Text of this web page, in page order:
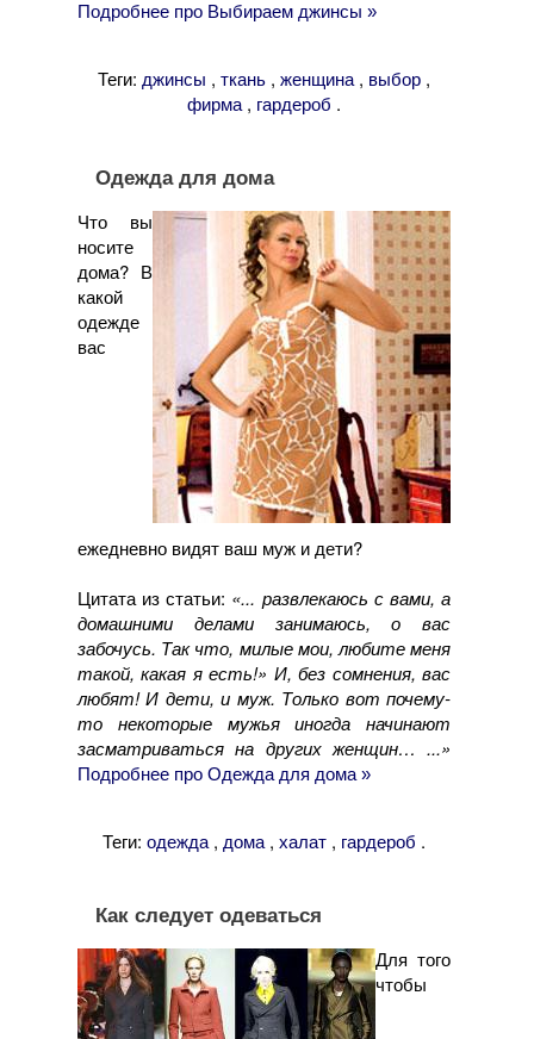
Подробнее про Выбираем джинсы »
Теги: джинсы , ткань , женщина , выбор ,
фирма , гардероб .
Одежда для дома
Что вы
носите
дома? В
какой
одежде
вас
ежедневно видят ваш муж и дети?
Цитата из статьи: «... развлекаюсь с вами, а
домашними делами занимаюсь, о вас
забочусь. Так что, милые мои, любите меня
такой, какая я есть!» И, без сомнения, вас
любят! И дети, и муж. Только вот почему-
то некоторые мужья иногда начинают
засматриваться на других женщин… ...»
Подробнее про Одежда для дома »
Теги: одежда , дома , халат , гардероб .
Как следует одеваться
Для того
чтобы